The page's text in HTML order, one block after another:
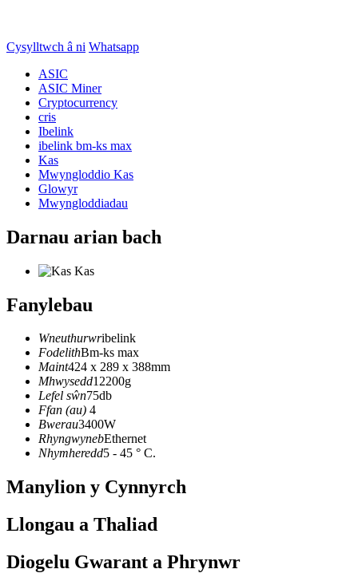
Cysylltwch â ni Whatsapp
ASIC
ASIC Miner
Cryptocurrency
cris
Ibelink
ibelink bm-ks max
Kas
Mwyngloddio Kas
Glowyr
Mwyngloddiadau
Darnau arian bach
Kas
Fanylebau
Wneuthurwribelink
FodelithBm-ks max
Maint424 x 289 x 388mm
Mhwysedd12200g
Lefel sŵn75db
Ffan (au) 4
Bwerau3400W
RhyngwynebEthernet
Nhymheredd5 - 45 ° C.
Manylion y Cynnyrch
Llongau a Thaliad
Diogelu Gwarant a Phrynwr